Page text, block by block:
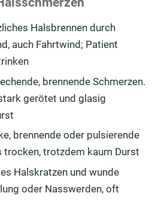
Halsbrennen durch
auch Fahrtwind; Patient
brennende Schmerzen.
gerötet und glasig
brennende oder pulsierende
trocken, trotzdem kaum Durst
Halskratzen und wunde
oder Nasswerden, oft